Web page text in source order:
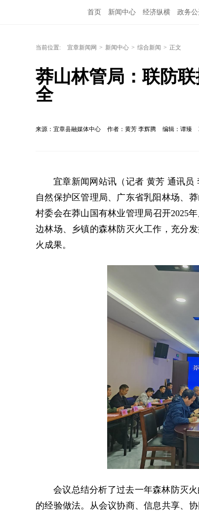
首页 新闻中心 经济纵横 政务
当前位置: 宜章新闻网 > 新闻中心 > 综合新闻 > 正文
莽山林管局：联防
全
来源：宜章县融媒体中心 作者：黄芳 李辉腾 编辑：谭臻
宜章新闻网站讯（记者 黄芳 通讯员
自然保护区管理局、广东省乳阳林场、
村委会在莽山国有林业管理局召开2025
边林场、乡镇的森林防灭火工作，充分
火成果。
会议总结分析了过去一年森林防灭
的经验做法。从会议协商、信息共享、